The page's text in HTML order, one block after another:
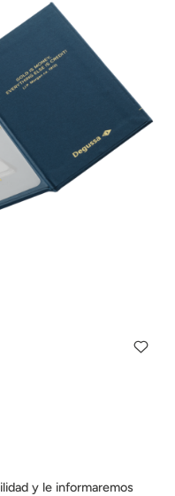
y le informaremos